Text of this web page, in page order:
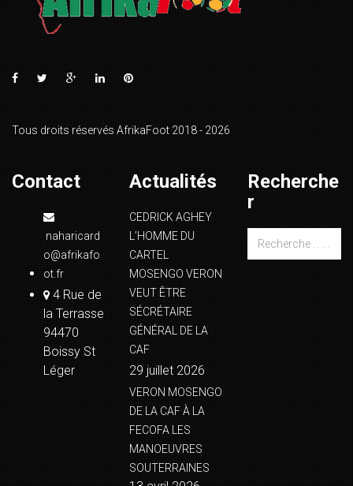
Tous droits réservés AfrikaFoot 2018 - 2026
Contact
naharicard
o@afrikafo
ot.fr
4 Rue de
la Terrasse
94470
Boissy St
Léger
Actualités
CEDRICK AGHEY
L’HOMME DU
CARTEL
MOSENGO VERON
VEUT ÊTRE
SÉCRÉTAIRE
GÉNÉRAL DE LA
CAF
29 juillet 2026
VERON MOSENGO
DE LA CAF À LA
FECOFA LES
MANOEUVRES
SOUTERRAINES
Recherche
r